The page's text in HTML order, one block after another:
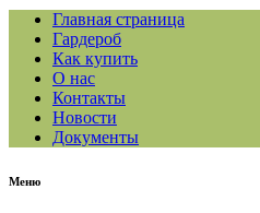
Главная страница
Гардероб
Как купить
О нас
Контакты
Новости
Документы
Меню